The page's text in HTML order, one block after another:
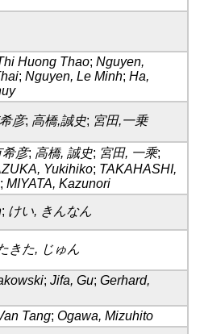
Huong Thao; Nguyen,
; Nguyen, Le Minh; Ha,
彦; 高橋,誠史; 宮田,一乗
希彦; 高橋, 誠史; 宮田, 一乘;
Yukihiko; TAKAHASHI,
; MIYATA, Kazunori
; けい, きんなん
きた, じゅん
; Jifa, Gu; Gerhard,
Tang; Ogawa, Mizuhito